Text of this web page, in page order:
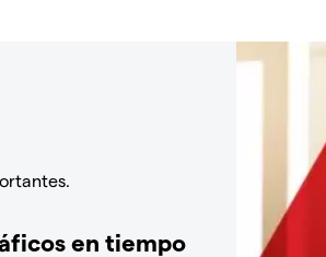
en tiempo